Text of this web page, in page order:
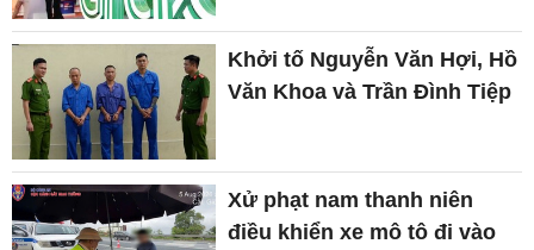
Khởi tố Nguyễn Văn Hợi, Hồ
Văn Khoa và Trần Đình Tiệp
Xử phạt nam thanh niên
điều khiển xe mô tô đi vào